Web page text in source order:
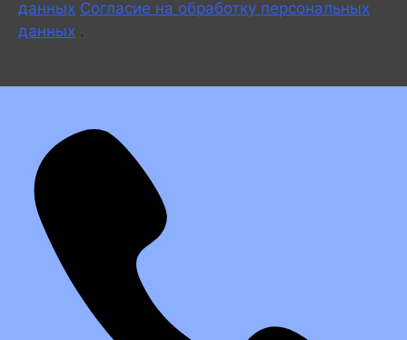
данных Согласие на обработку персональных
данных .